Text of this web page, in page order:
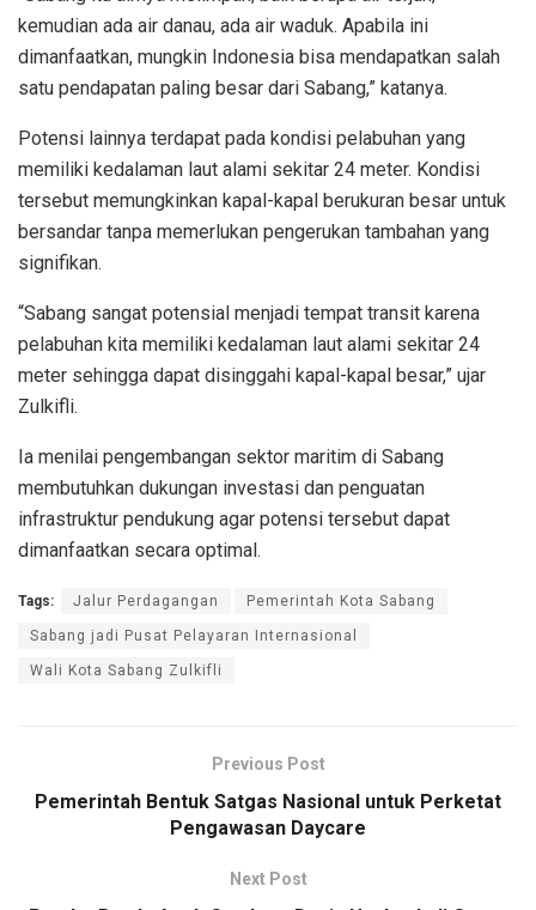
kemudian ada air danau, ada air waduk. Apabila ini
dimanfaatkan, mungkin Indonesia bisa mendapatkan salah
satu pendapatan paling besar dari Sabang,” katanya.
Potensi lainnya terdapat pada kondisi pelabuhan yang
memiliki kedalaman laut alami sekitar 24 meter. Kondisi
tersebut memungkinkan kapal-kapal berukuran besar untuk
bersandar tanpa memerlukan pengerukan tambahan yang
signifikan.
“Sabang sangat potensial menjadi tempat transit karena
pelabuhan kita memiliki kedalaman laut alami sekitar 24
meter sehingga dapat disinggahi kapal-kapal besar,” ujar
Zulkifli.
Ia menilai pengembangan sektor maritim di Sabang
membutuhkan dukungan investasi dan penguatan
infrastruktur pendukung agar potensi tersebut dapat
dimanfaatkan secara optimal.
Tags: Jalur Perdagangan Pemerintah Kota Sabang
Sabang jadi Pusat Pelayaran Internasional
Wali Kota Sabang Zulkifli
Previous Post
Pemerintah Bentuk Satgas Nasional untuk Perketat
Pengawasan Daycare
Next Post